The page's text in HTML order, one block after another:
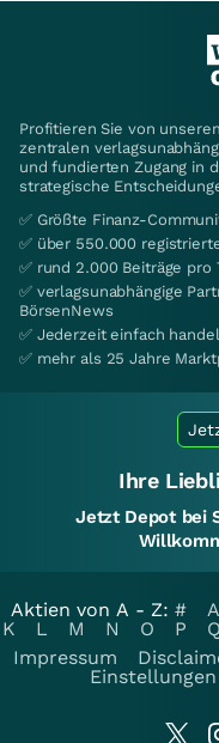
Profitieren Sie von
zentralen
und fundierten Zugang in
strategische
✅ Größte Finanz-
✅ über 550.000
✅ rund 2.000 Beiträge pro
✅ verlagsunabhängige
BörsenNews
✅ Jederzeit einfach
✅ mehr als 25 Jahre
Ihre
Jetzt Depot bei
Aktien von A - Z: # A
K
L M N O P Q
Impressum
Einstellungen